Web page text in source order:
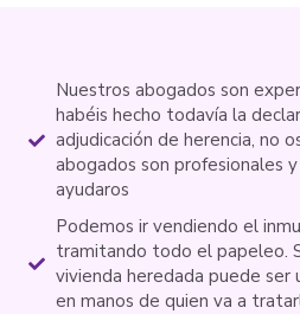
Nuestros abogados son
habéis hecho todavía la
adjudicación de herencia, no
abogados son profesionales
ayudaros
Podemos ir vendiendo el
tramitando todo el papeleo.
vivienda heredada puede ser
en manos de quien va a